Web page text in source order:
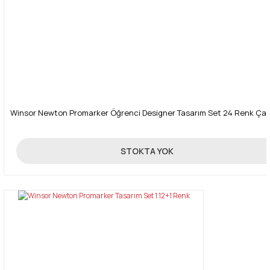
Winsor Newton Promarker Öğrenci Designer Tasarım Set 24 Renk
750,00 TL
STOKTA YOK